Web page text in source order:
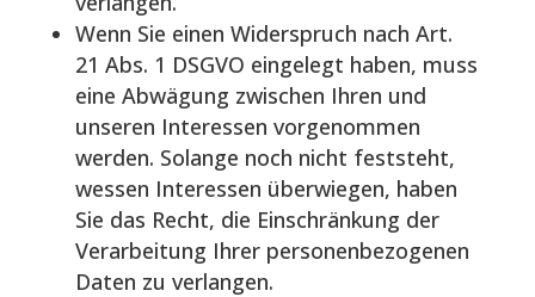
Wenn Sie einen Widerspruch nach Art.
21 Abs. 1 DSGVO eingelegt haben, muss
eine Abwägung zwischen Ihren und
unseren Interessen vorgenommen
werden. Solange noch nicht feststeht,
wessen Interessen überwiegen, haben
Sie das Recht, die Einschränkung der
Verarbeitung Ihrer personenbezogenen
Daten zu verlangen.